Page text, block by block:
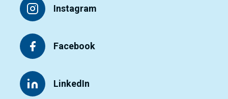
Instagram
Facebook
LinkedIn